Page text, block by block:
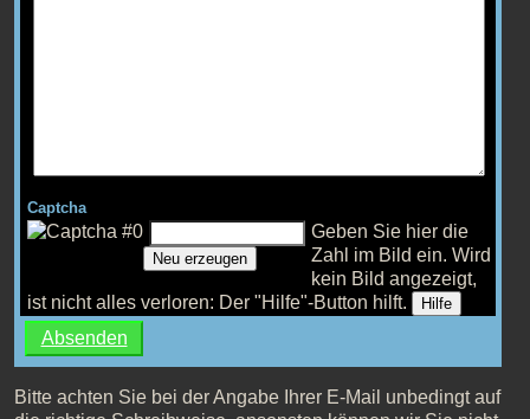
Captcha
Neu erzeugen
Geben Sie hier die
Zahl im Bild ein. Wird
kein Bild angezeigt,
ist nicht alles verloren: Der "Hilfe"-Button hilft.
Hilfe
Bitte achten Sie bei der Angabe Ihrer E-Mail unbedingt auf